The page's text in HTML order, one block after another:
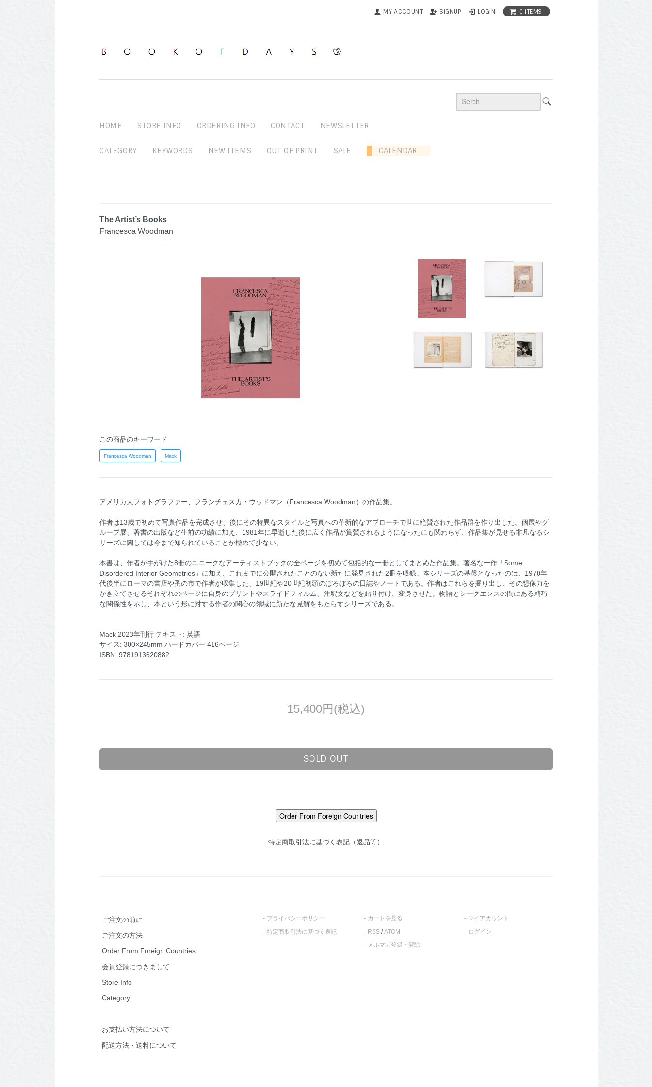
MY ACCOUNT SIGNUP LOGIN 0 ITEMS
HOME STORE INFO ORDERING INFO CONTACT NEWSLETTER
CATEGORY KEYWORDS NEW ITEMS OUT OF PRINT SALE CALENDAR
The Artist’s Books
Francesca Woodman
この商品のキーワード
Francesca Woodman Mack
アメリカ人フォトグラファー、フランチェスカ・ウッドマン（Francesca Woodman）の作品集。
作者は13歳で初めて写真作品を完成させ、後にその特異なスタイルと写真への革新的なアプローチで世に絶賛された作品群を作り出した。個展やグ
ループ展、著書の出版など生前の功績に加え、1981年に早逝した後に広く作品が賞賛されるようになったにも関わらず、作品集が見せる非凡なるシ
リーズに関しては今まで知られていることが極めて少ない。
本書は、作者が手がけた8冊のユニークなアーティストブックの全ページを初めて包括的な一冊としてまとめた作品集。著名な一作「Some
Disordered Interior Geometries」に加え、これまでに公開されたことのない新たに発見された2冊を収録。本シリーズの基盤となったのは、1970年
代後半にローマの書店や蚤の市で作者が収集した、19世紀や20世紀初頭のぼろぼろの日誌やノートである。作者はこれらを掘り出し、その想像力を
かき立てさせるそれぞれのページに自身のプリントやスライドフィルム、注釈文などを貼り付け、変身させた。物語とシークエンスの間にある精巧
な関係性を示し、本という形に対する作者の関心の領域に新たな見解をもたらすシリーズである。
Mack 2023年刊行 テキスト: 英語
サイズ: 300×245mm ハードカバー 416ページ
ISBN: 9781913620882
15,400円(税込)
SOLD OUT
特定商取引法に基づく表記（返品等）
ご注文の前に
ご注文の方法
Order From Foreign Countries
会員登録につきまして
Store Info
Category
お支払い方法について
配送方法・送料について
プライバシーポリシー
特定商取引法に基づく表記
カートを見る
RSS/ATOM
メルマガ登録・解除
マイアカウント
ログイン